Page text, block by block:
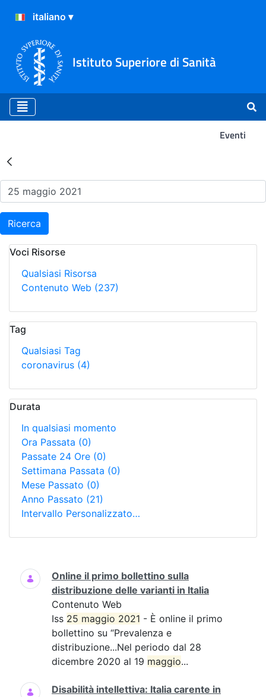
Istituto Superiore di Sanità
Eventi
Risultati della Ricerca -
Ricerca
Voci Risorse
Qualsiasi Risorsa
Contenuto Web (237)
Tag
Qualsiasi Tag
coronavirus (4)
Durata
In qualsiasi momento
Ora Passata (0)
Passate 24 Ore (0)
Settimana Passata (0)
Mese Passato (0)
Anno Passato (21)
Intervallo Personalizzato…
Ricerca
Online il primo bollettino sulla
distribuzione delle varianti in Italia
Contenuto Web
Iss 25 maggio 2021 - È online il primo
bollettino su “Prevalenza e
distribuzione...Nel periodo dal 28
dicembre 2020 al 19 maggio...
Disabilità intellettiva: Italia carente in